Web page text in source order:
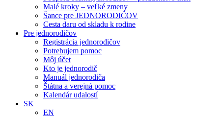
Malé kroky – veľké zmeny
Šance pre JEDNORODIČOV
Cesta daru od skladu k rodine
Pre jednorodičov
Registrácia jednorodičov
Potrebujem pomoc
Môj účet
Kto je jednorodič
Manuál jednorodiča
Štátna a verejná pomoc
Kalendár udalostí
SK
EN